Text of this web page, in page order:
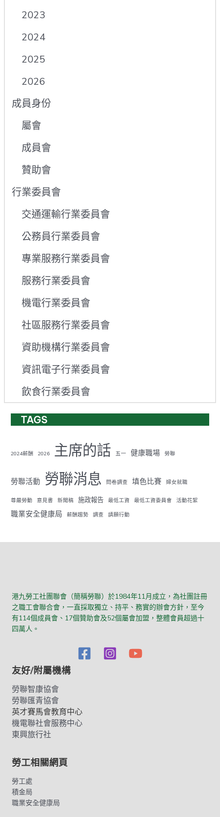
2023
2024
2025
2026
成員身份
屬會
成員會
贊助會
行業委員會
交通運輸行業委員會
公務員行業委員會
專業服務行業委員會
服務行業委員會
機電行業委員會
社區服務行業委員會
資助機構行業委員會
資訊電子行業委員會
飲食行業委員會
TAGS
2024薪酬 2026 主席的話 五一 健康職場 勞聯
勞聯活動 勞聯消息 問卷調查 填色比賽 婦女就職
尊嚴勞動 意見書 新聞稿 施政報告 最低工資 最低工資委員會 活動花絮
職業安全健康局 薪酬趨勢 調查 請願行動
港九勞工社團聯會（簡稱勞聯）於1984年11月成立，為社團註冊
之職工會聯合會，一直採取獨立、持平、務實的辦會方針，至今
有114個成員會、17個贊助會及52個屬會加盟，整體會員超過十
四萬人。
友好/附屬機構
勞聯智康協會
勞聯匯青協會
英才賽馬會教育中心
機電聯社會服務中心
東興旅行社
勞工相關網頁
勞工處
積金局
職業安全健康局